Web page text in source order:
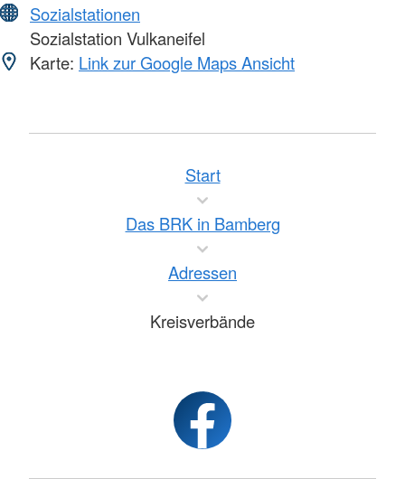
Sozialstationen
Sozialstation Vulkaneifel
Karte: Link zur Google Maps Ansicht
Start
Das BRK in Bamberg
Adressen
Kreisverbände